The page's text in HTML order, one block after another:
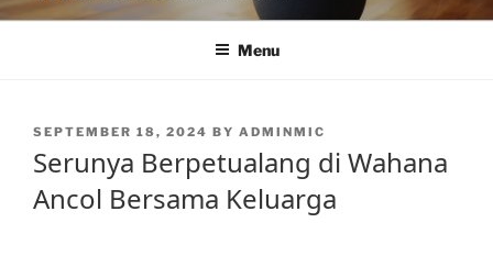
Menu
POSTED
SEPTEMBER 18, 2024 BY ADMINMIC
Serunya Berpetualang di Wahana
Ancol Bersama Keluarga